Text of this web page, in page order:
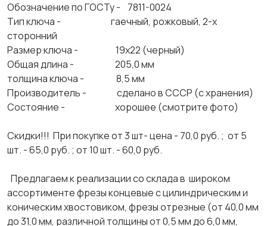
Обозначение по ГОСТу - 7811-0024
Тип ключа - гаечный, рожковый, 2-х
сторонний
Размер ключа - 19х22 (черный)
Общая длина - 205,0 мм
толщина ключа - 8,5 мм
Производитель - сделано в СССР (с хранения)
Состояние - хорошее (смотрите фото)
Скидки!!! При покупке от 3 шт- цена - 70,0 руб. ; от 5
шт. - 65,0 руб. ; от 10 шт. - 60,0 руб.
Предлагаем к реализации со склада в широком
ассортименте фрезы концевые с цилиндрическим и
коническим хвостовиком, фрезы отрезные (от 40,0 мм
до 31,0 мм, различной толщины от 0,5 мм до 6,0 мм,